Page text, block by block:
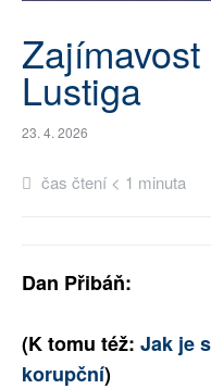
RUBRIKY
PLNÁ VERZE STRÁNEK
Lustiga
23. 4. 2026
čas čtení < 1 minuta
Dan Přibáň:
(K tomu též: Jak je
korupční)